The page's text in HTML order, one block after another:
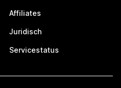
Affiliates
Juridisch
Servicestatus